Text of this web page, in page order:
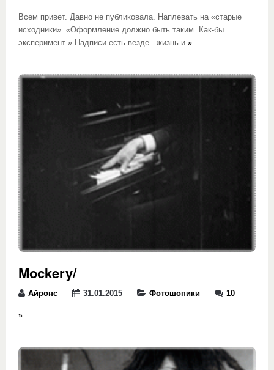
Всем привет. Давно не публиковала. Наплевать на «старые
исходники». «Оформление должно быть таким. Как-бы
эксперимент » Надписи есть везде. жизнь и »
Mockery/
Айронс 31.01.2015 Фотошопики 10
»